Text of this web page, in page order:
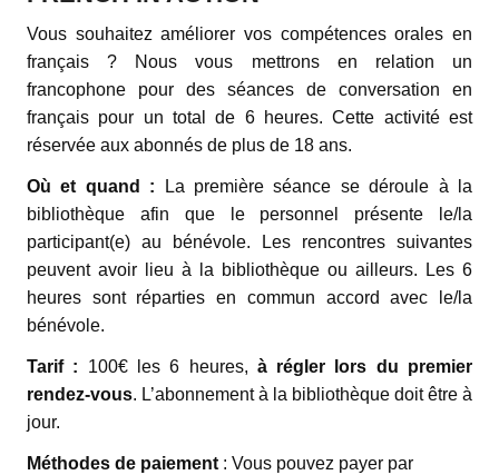
Vous souhaitez améliorer vos compétences orales en
français ? Nous vous mettrons en relation un
francophone pour des séances de conversation en
français pour un total de 6 heures. Cette activité est
réservée aux abonnés de plus de 18 ans.
Où et quand :
La première séance se déroule à la
bibliothèque afin que le personnel présente le/la
participant(e) au bénévole. Les rencontres suivantes
peuvent avoir lieu à la bibliothèque ou ailleurs. Les 6
heures sont réparties en commun accord avec le/la
bénévole.
Tarif : 100€ les 6 heures, à régler lors du premier
rendez-vous. L’abonnement à la bibliothèque doit être à
jour.
Méthodes de paiement : Vous pouvez payer par